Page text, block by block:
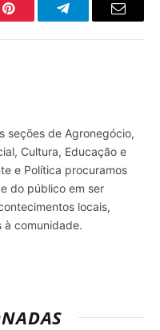
Pinterest TelegramaE-
seções de Agronegócio,
Cultura, Educação e
e Política procuramos
do público em ser
locais,
à comunidade.